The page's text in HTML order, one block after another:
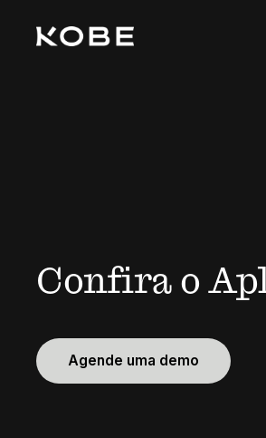
Confira o
Agende uma demo